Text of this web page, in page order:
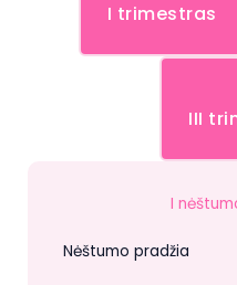
I trimestras
III
I
Nėštumo pradžia